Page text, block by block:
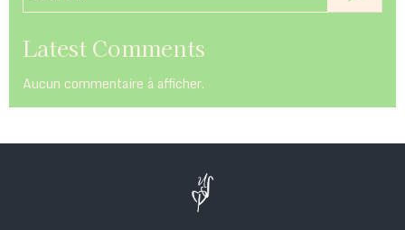
Latest Comments
Aucun commentaire à afficher.